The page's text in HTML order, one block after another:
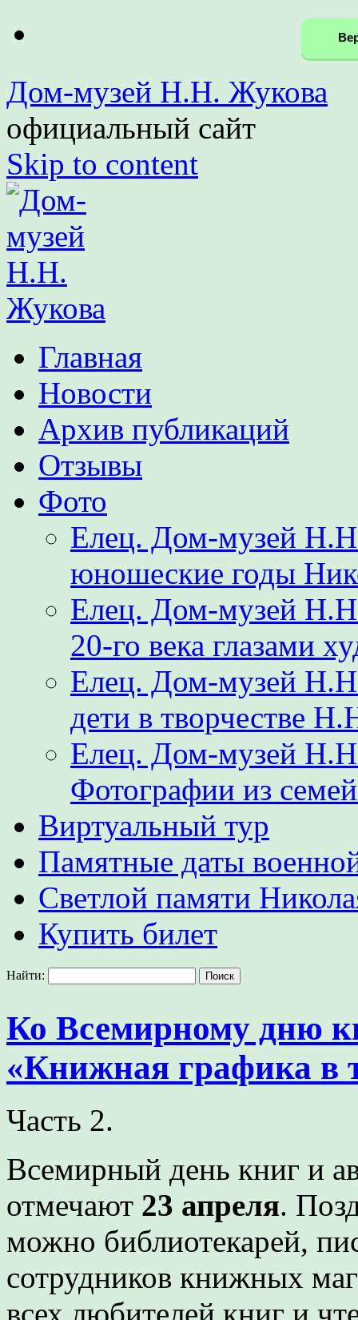
Дом-музей Н.Н. Жукова
официальный сайт
Skip to content
Главная
Новости
Архив публикаций
Отзывы
Фото
Елец. Дом-музей
юношеские годы
Елец. Дом-музей
20-го века глазами
Елец. Дом-музей
дети в творчестве
Елец. Дом-музей
Фотографии из
Виртуальный тур
Памятные даты
Светлой памяти
Купить билет
Найти:
Ко Всемирному дню
«Книжная графика в
Часть 2.
Всемирный день книг и
отмечают 23 апреля.
можно библиотекарей,
сотрудников книжных